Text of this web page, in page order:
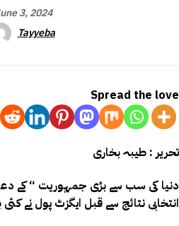
3, 2024
Tayyeba
Spread the love
تحریر : طیبہ بخاری
انتخابی نتائج سے قبل ایگزٹ پول نے